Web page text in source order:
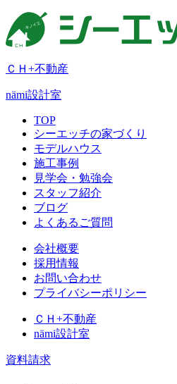
ＣＨ+不動産
nämi設計室
TOP
シーエッチの家づくり
モデルハウス
施工事例
見学会・勉強会
スタッフ紹介
ブログ
よくあるご質問
会社概要
採用情報
お問い合わせ
プライバシーポリシー
ＣＨ+不動産
nämi設計室
資料請求